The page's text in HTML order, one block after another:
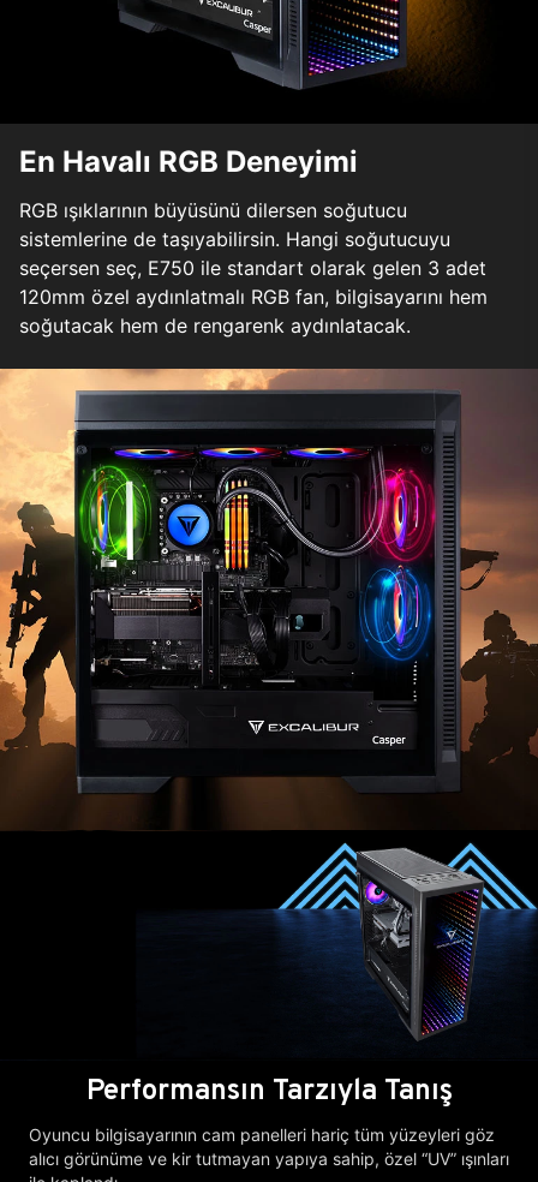
En Havalı RGB Deneyimi
RGB ışıklarının büyüsünü dilersen soğutucu
sistemlerine de taşıyabilirsin. Hangi soğutucuyu
seçersen seç, E750 ile standart olarak gelen 3 adet
120mm özel aydınlatmalı RGB fan, bilgisayarını hem
soğutacak hem de rengarenk aydınlatacak.
Performansın Tarzıyla Tanış
Oyuncu bilgisayarının cam panelleri hariç tüm yüzeyleri göz
alıcı görünüme ve kir tutmayan yapıya sahip, özel “UV” ışınları